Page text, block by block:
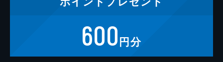
600円分